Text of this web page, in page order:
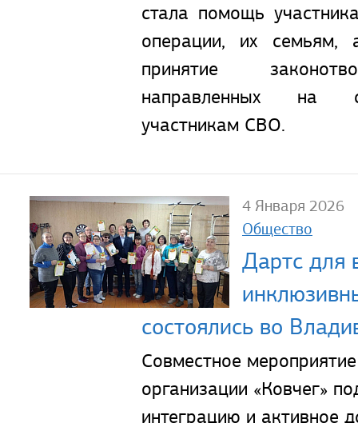
стала помощь
операции, их
принятие
направленных на
участникам СВО.
4 Января 2026
Общество
Дартс для
состоялись во
Совместное
организации «Ковчег»
интеграцию и активное